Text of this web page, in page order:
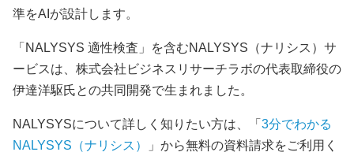
準をAIが設計します。
「NALYSYS 適性検査」を含むNALYSYS（ナリシス）サ
ービスは、株式会社ビジネスリサーチラボの代表取締役の
伊達洋駆氏との共同開発で生まれました。
NALYSYSについて詳しく知りたい方は、「 3分でわかる
NALYSYS（ナリシス）
」から無料の資料請求をご利用く